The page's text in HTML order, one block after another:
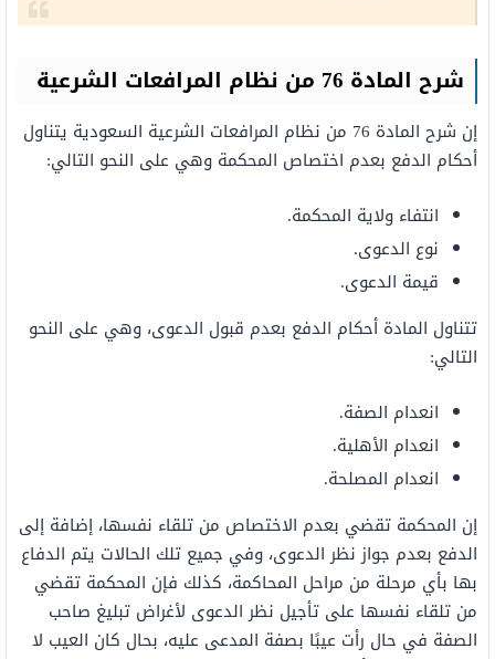
شرح المادة 76 من نظام المرافعات الشرعية
إن شرح المادة 76 من نظام المرافعات الشرعية السعودية يتناول
أحكام الدفع بعدم اختصاص المحكمة وهي على النحو التالي:
انتفاء ولاية المحكمة.
نوع الدعوى.
قيمة الدعوى.
تتناول المادة أحكام الدفع بعدم قبول الدعوى، وهي على النحو
التالي:
انعدام الصفة.
انعدام الأهلية.
انعدام المصلحة.
إن المحكمة تقضي بعدم الاختصاص من تلقاء نفسها، إضافة إلى
الدفع بعدم جواز نظر الدعوى، وفي جميع تلك الحالات يتم الدفاع
بها بأي مرحلة من مراحل المحاكمة، كذلك فإن المحكمة تقضي
من تلقاء نفسها على تأجيل نظر الدعوى لأغراض تبليغ صاحب
الصفة في حال رأت عيبًا بصفة المدعى عليه، بحال كان العيب لا